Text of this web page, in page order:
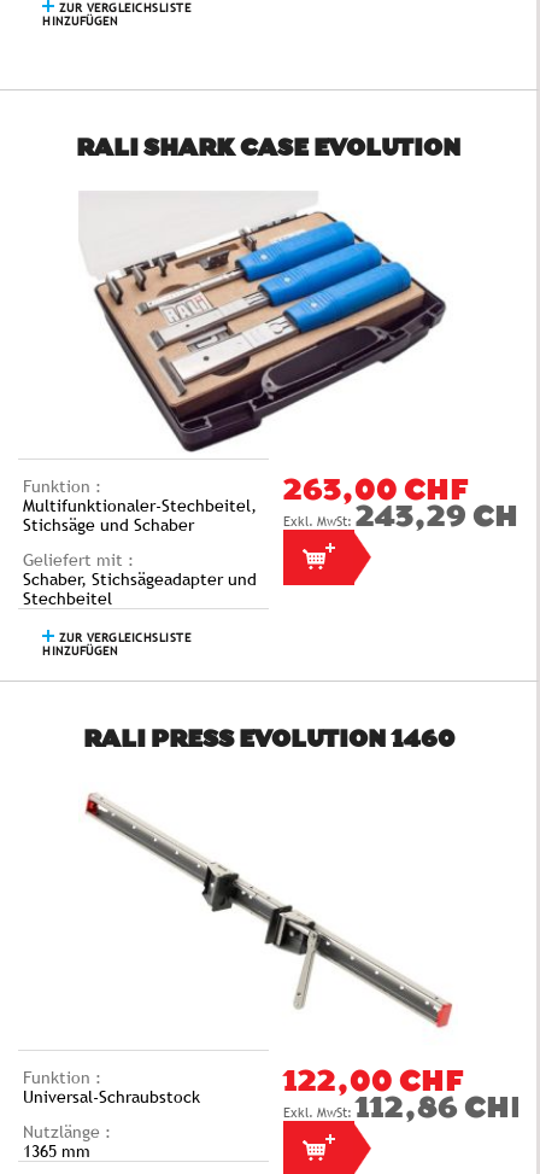
ZUR VERGLEICHSLISTE
HINZUFÜGEN
RALI SHARK CASE EVOLUTION
Funktion :
Multifunktionaler-Stechbeitel,
Stichsäge und Schaber
Geliefert mit :
Schaber, Stichsägeadapter und
Stechbeitel
ZUR VERGLEICHSLISTE
HINZUFÜGEN
263,00 CHF
243,29 CHF
RALI PRESS EVOLUTION 1460
Funktion :
Universal-Schraubstock
Nutzlänge :
1365 mm
122,00 CHF
112,86 CHF